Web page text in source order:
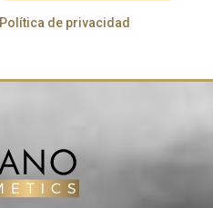
Política de privacidad